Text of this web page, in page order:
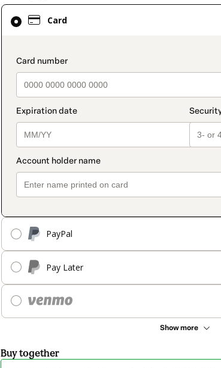
Card
payment_data.section_title_v2
PayPal
Pay Later
Show more
Card
selected
method
Buy together